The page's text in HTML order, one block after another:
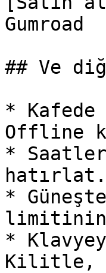
Gumroad
## Ve
*
Offline
*
hatırlat.
*
limitinin
*
Kilitle,